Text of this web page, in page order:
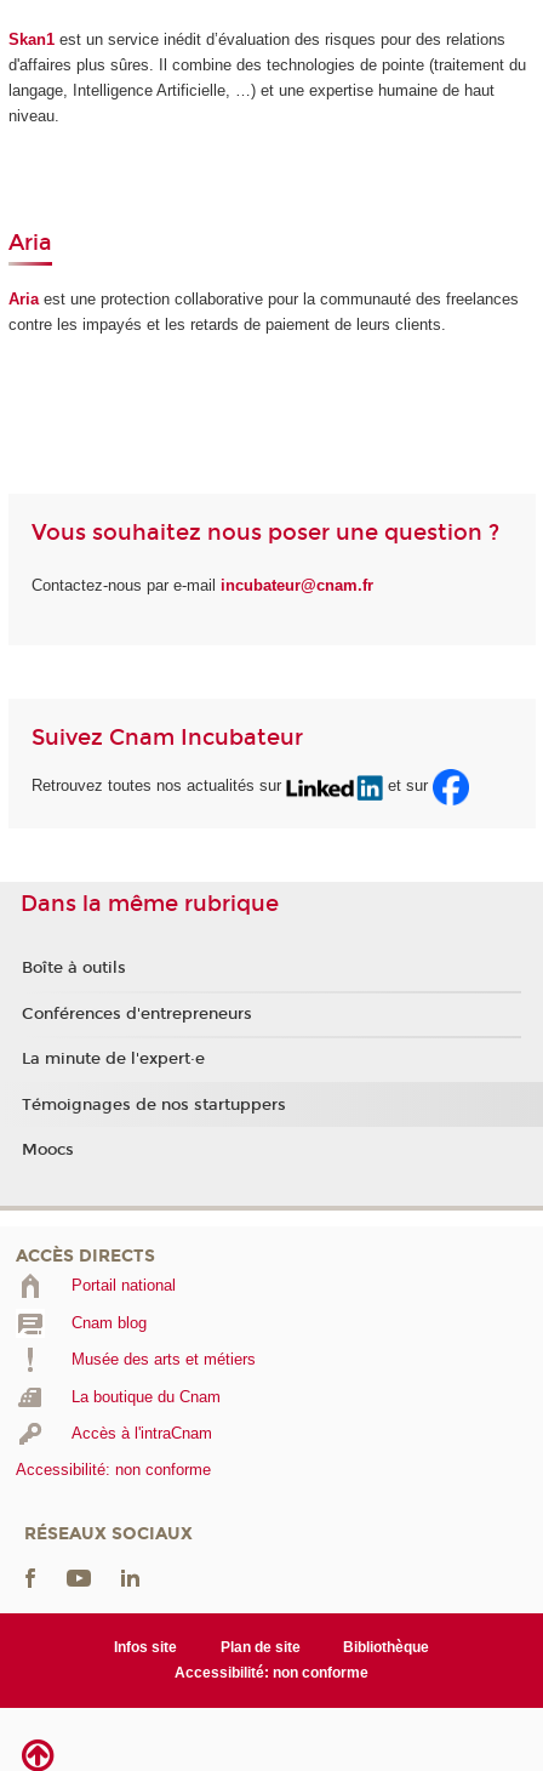
Skan1est un service inédit d’évaluation des risques pour des relations
d'affaires plus sûres. Il combine des technologies de pointe (traitement du
langage, Intelligence Artificielle, …) et une expertise humaine de haut
niveau.
Aria
Ariaest une protection collaborative pour la communauté des freelances
contre les impayés et les retards de paiement de leurs clients.
Vous souhaitez nous poser une question ?
Contactez-nous par e-mail incubateur@cnam.fr
Suivez Cnam Incubateur
Retrouvez toutes nos actualités sur et sur
Dans la même rubrique
Boîte à outils
Conférences d'entrepreneurs
La minute de l'expert·e
Témoignages de nos startuppers
Moocs
ACCÈS DIRECTS
Portail national
Cnam blog
Musée des arts et métiers
La boutique du Cnam
Accès à l'intraCnam
Accessibilité: non conforme
RÉSEAUX SOCIAUX
Infos site Plan de site
Bibliothèque
Accessibilité: non conforme